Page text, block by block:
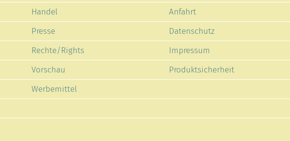
Handel
Presse
Rechte/Rights
Vorschau
Werbemittel
Anfahrt
Datenschutz
Impressum
Produktsicherheit